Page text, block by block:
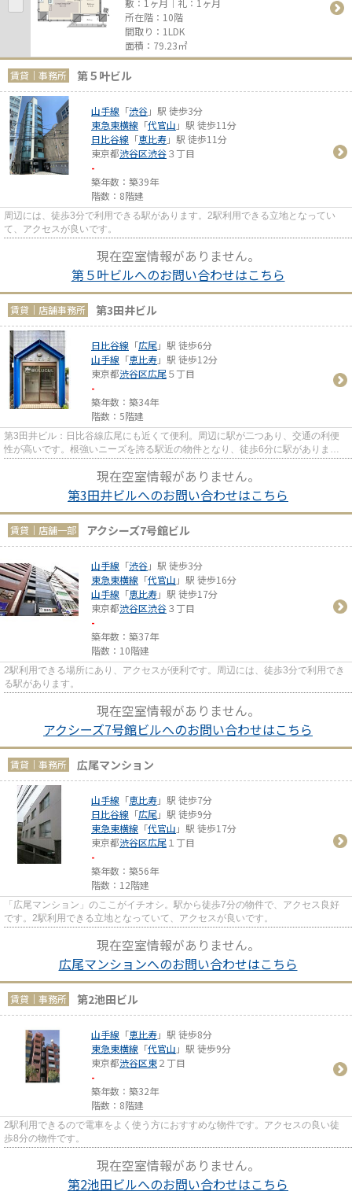
敷：1ヶ月｜礼：1ヶ月
所在階：10階
間取り：1LDK
面積：79.23㎡
賃貸｜事務所 第５叶ビル
山手線 「渋谷」駅 徒歩3分
東急東横線 「代官山 」駅 徒歩11分
日比谷線 「恵比寿」駅 徒歩11分
東京都渋谷区渋谷３丁目
-
築年数：築39年
階数：8階建
周辺には、徒歩3分で利用できる駅があります。2駅利用できる立地となってい
て、アクセスが良いです。
現在空室情報がありません。
第５叶ビルへのお問い合わせはこちら
賃貸｜店舗事務所 第3田井ビル
日比谷線 「広尾」駅 徒歩6分
山手線 「恵比寿」駅 徒歩12分
東京都渋谷区広尾５丁目
-
築年数：築34年
階数：5階建
第3田井ビル：日比谷線広尾にも近くて便利。周辺に駅が二つあり、交通の利便
性が高いです。根強いニーズを誇る駅近の物件となり、徒歩6分に駅がありま
現在空室情報がありません。
第3田井ビルへのお問い合わせはこちら
賃貸｜店舗一部 アクシーズ7号館ビル
山手線 「渋谷」駅 徒歩3分
東急東横線 「代官山 」駅 徒歩16分
山手線 「恵比寿」駅 徒歩17分
東京都渋谷区渋谷３丁目
-
築年数：築37年
階数：10階建
2駅利用できる場所にあり、アクセスが便利です。周辺には、徒歩3分で利用でき
る駅があります。
現在空室情報がありません。
アクシーズ7号館ビルへのお問い合わせはこちら
賃貸｜事務所 広尾マンション
山手線 「恵比寿」駅 徒歩7分
日比谷線 「広尾」駅 徒歩9分
東急東横線 「代官山 」駅 徒歩17分
東京都渋谷区広尾１丁目
-
築年数：築56年
階数：12階建
「広尾マンション」のここがイチオシ。駅から徒歩7分の物件で、アクセス良好
です。2駅利用できる立地となっていて、アクセスが良いです。
現在空室情報がありません。
広尾マンションへのお問い合わせはこちら
賃貸｜事務所 第2池田ビル
山手線 「恵比寿」駅 徒歩8分
東急東横線 「代官山 」駅 徒歩9分
東京都渋谷区東２丁目
-
築年数：築32年
階数：8階建
2駅利用できるので電車をよく使う方におすすめな物件です。アクセスの良い徒
歩8分の物件です。
現在空室情報がありません。
第2池田ビルへのお問い合わせはこちら